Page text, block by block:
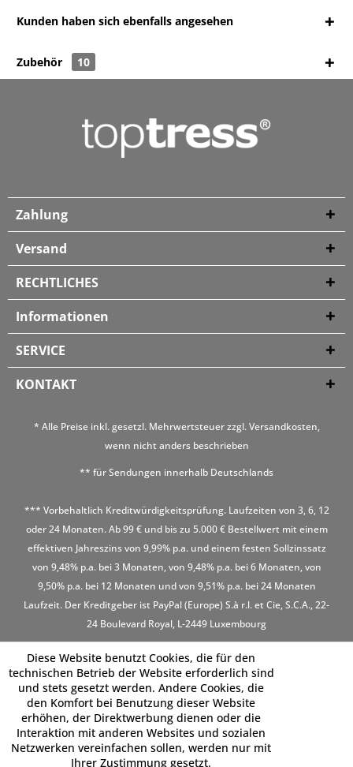
Kunden haben sich ebenfalls angesehen
Zubehör 10
Zahlung
Versand
RECHTLICHES
Informationen
SERVICE
KONTAKT
* Alle Preise inkl. gesetzl. Mehrwertsteuer zzgl.Versandkosten,
wenn nicht anders beschrieben
** für Sendungen innerhalb Deutschlands
*** Vorbehaltlich Kreditwürdigkeitsprüfung. Laufzeiten von 3, 6, 12
oder 24 Monaten. Ab 99 € und bis zu 5.000 € Bestellwert mit einem
effektiven Jahreszins von 9,99% p.a. und einem festen Sollzinssatz
von 9,48% p.a. bei 3 Monaten, von 9,48% p.a. bei 6 Monaten, von
9,50% p.a. bei 12 Monaten und von 9,51% p.a. bei 24 Monaten
Laufzeit. Der Kreditgeber ist PayPal (Europe) S.à r.l. et Cie, S.C.A., 22-
24 Boulevard Royal, L-2449 Luxembourg
Diese Website benutzt Cookies, die für den
technischen Betrieb der Website erforderlich sind
und stets gesetzt werden. Andere Cookies, die
den Komfort bei Benutzung dieser Website
erhöhen, der Direktwerbung dienen oder die
Interaktion mit anderen Websites und sozialen
Netzwerken vereinfachen sollen, werden nur mit
Ihrer Zustimmung gesetzt.